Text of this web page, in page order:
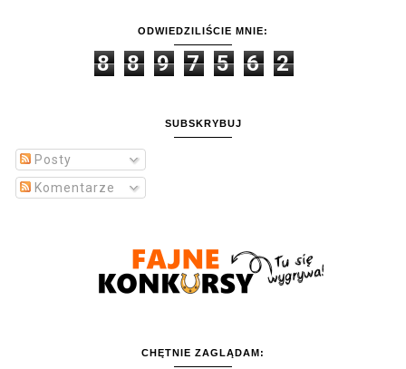
ODWIEDZILIŚCIE MNIE:
8 8 9 7 5 6 2
SUBSKRYBUJ
Posty
Komentarze
CHĘTNIE ZAGLĄDAM: